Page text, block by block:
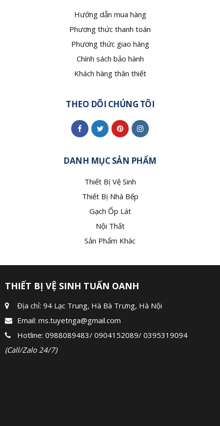
Hướng dẫn mua hàng
Phương thức thanh toán
Phương thức giao hàng
Chính sách bảo hành
Khách hàng thân thiết
THEO DÕI CHÚNG TÔI
DANH MỤC SẢN PHẨM
Thiết Bị Vệ Sinh
Thiết Bị Nhà Bếp
Gạch Ốp Lát
Nội Thất
Sản Phẩm Khác
THIẾT BỊ VỆ SINH TUẤN OANH
Địa chỉ: 94 Lạc Trung, Hà Bà Trưng, Hà Nội
Email: ms.tuyetnga@gmail.com
Hotline: 0988089483/ 0904152089/ 0395319094
(Call/Zalo 24/7)